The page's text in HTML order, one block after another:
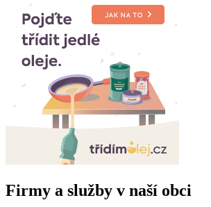
Firmy a služby v naší obci